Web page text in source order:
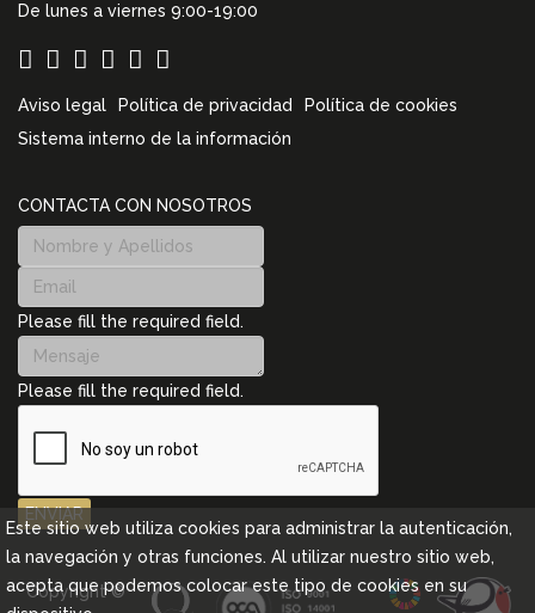
De lunes a viernes 9:00-19:00
Aviso legal Política de privacidad
Política de cookies
Sistema interno de la información
CONTACTA CON NOSOTROS
Please fill the required field.
Please fill the required field.
ENVIAR
Copyright ©
Este sitio web utiliza cookies para administrar la autenticación,
la navegación y otras funciones. Al utilizar nuestro sitio web,
acepta que podemos colocar este tipo de cookies en su